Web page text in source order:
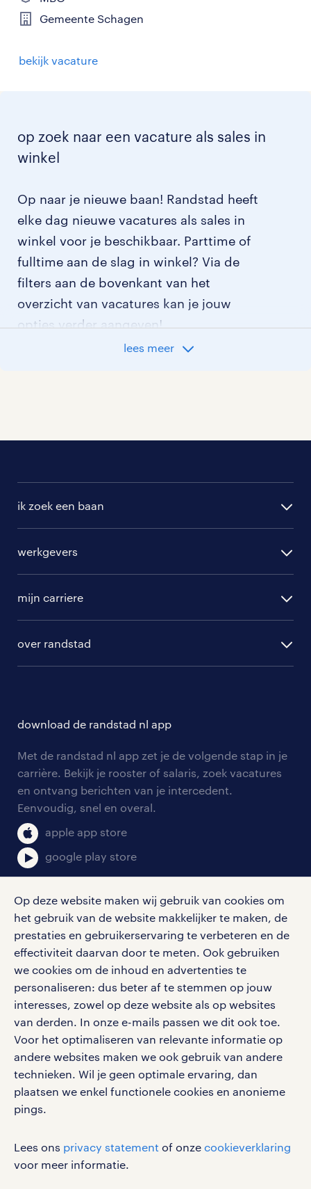
Op deze website maken wij gebruik van cookies om
het gebruik van de website makkelijker te maken, de
prestaties en gebruikerservaring te verbeteren en de
effectiviteit daarvan door te meten. Ook gebruiken
we cookies om de inhoud en advertenties te
personaliseren: dus beter af te stemmen op jouw
interesses, zowel op deze website als op websites
van derden. In onze e-mails passen we dit ook toe.
Voor het optimaliseren van relevante informatie op
andere websites maken we ook gebruik van andere
technieken. Wil je geen optimale ervaring, dan
plaatsen we enkel functionele cookies en anonieme
pings.
Lees ons privacy statement of onze cookieverklaring
voor meer informatie.
Gemeente Schagen
bekijk vacature
op zoek naar een vacature als sales in
winkel
Op naar je nieuwe baan! Randstad heeft
elke dag nieuwe vacatures als sales in
winkel voor je beschikbaar. Parttime of
fulltime aan de slag in winkel? Via de
filters aan de bovenkant van het
overzicht van vacatures kan je jouw
opties verder aangeven!
lees meer
ik zoek een baan
randstad professional
werkgevers
hr-diensten
tarieven
personeel gezocht
aanmelden nieuwsbrief
mijn carriere
solliciteren
blogs en artikelen
salarischecker
bruto-netto calculator
over randstad
onze vestigingen
pers
download de randstad nl app
Met de randstad nl app zet je de volgende stap in je
carrière. Bekijk je rooster of salaris, zoek vacatures
en ontvang berichten van je intercedent.
Eenvoudig, snel en overal.
apple app store
google play store
social media
Volg ons voor de leukste content omtrent
vacatures, solliciteren en inspiratie.
werken bij randstad
gebruikersvoorwaarden
privacystatement
cookies